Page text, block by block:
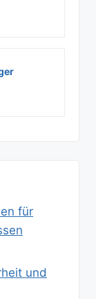
für
und